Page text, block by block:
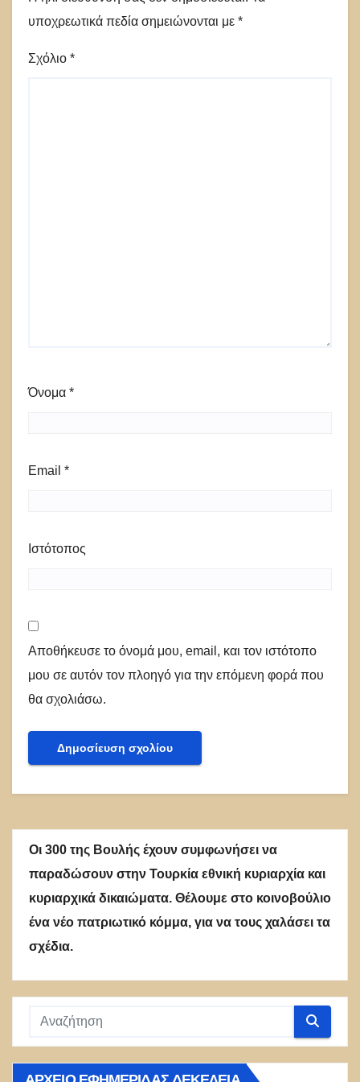
υποχρεωτικά πεδία σημειώνονται με *
Σχόλιο *
Όνομα *
Email *
Ιστότοπος
Αποθήκευσε το όνομά μου, email, και τον ιστότοπο
μου σε αυτόν τον πλοηγό για την επόμενη φορά που
θα σχολιάσω.
Οι 300 της Βουλής έχουν συμφωνήσει να
παραδώσουν στην Τουρκία εθνική κυριαρχία και
κυριαρχικά δικαιώματα. Θέλουμε στο κοινοβούλιο
ένα νέο πατριωτικό κόμμα, για να τους χαλάσει τα
σχέδια.